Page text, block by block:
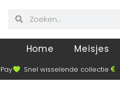
Home Meisjes
Snel wisselende collectie